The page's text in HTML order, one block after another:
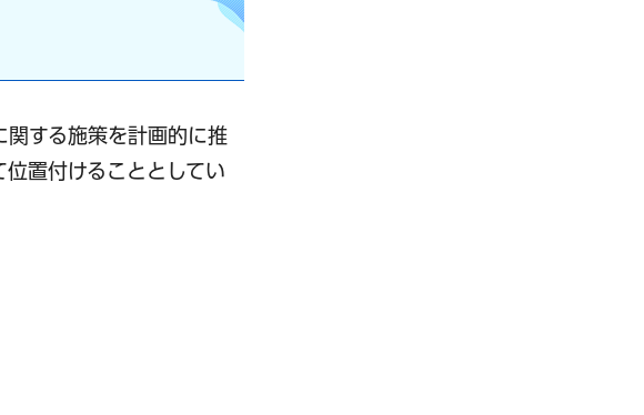
関する施策を計画的に推
置付けることとしてい